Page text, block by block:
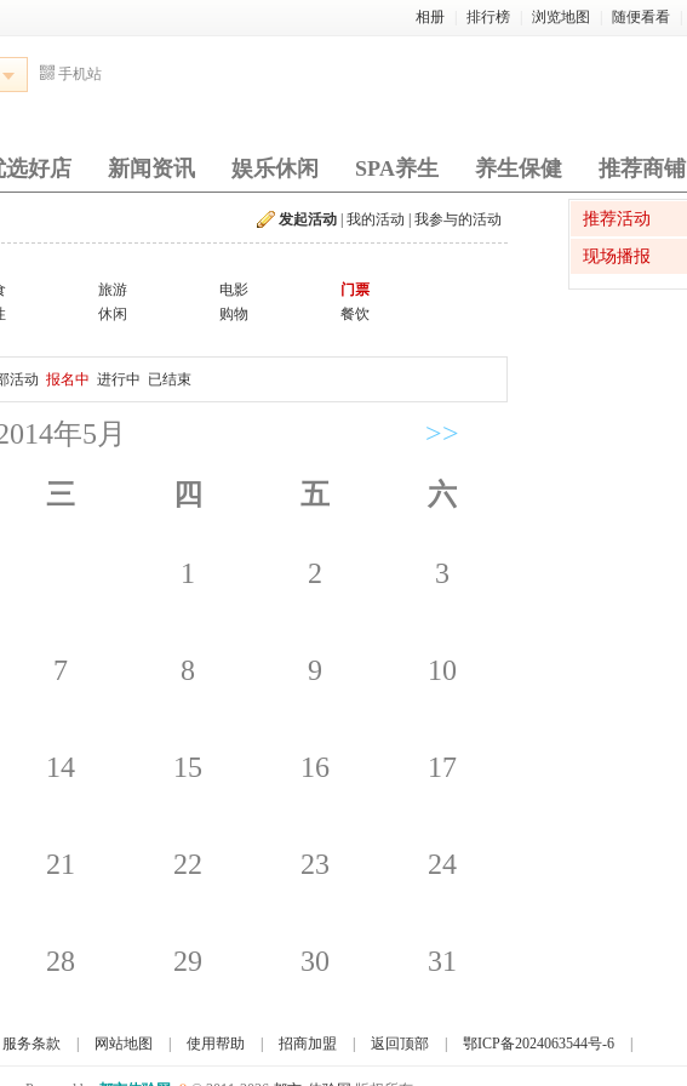
相册 排行榜 浏览地图 随便看看
手机站
选好店 新闻资讯 娱乐休闲 SPA养生 养生保健 推荐商铺
发起活动 我的活动 我参与的活动
旅游 电影
门票
休闲 购物
餐饮
活动 报名中 进行中 已结束
年5月
>>
三 四 五 六
1 2 3
7 8 9 10
14 15 16 17
21 22 23 24
28 29 30 31
推荐活动
现场播报
服务条款 网站地图 使用帮助 招商加盟 返回顶部 鄂ICP备2024063544号-6